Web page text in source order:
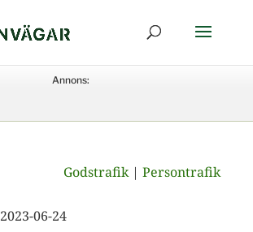
Annons:
Godstrafik| Persontrafik
2023-06-24